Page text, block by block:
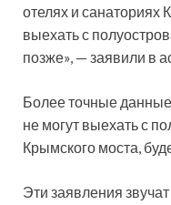
отелях и санаториях
выехать с
позже», — заявили в
Более точные
не могут выехать с
Крымского моста,
Эти заявления